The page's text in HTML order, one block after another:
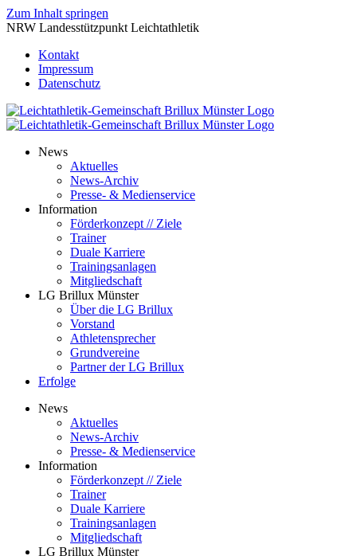
Zum Inhalt springen
NRW Landesstützpunkt Leichtathletik
Kontakt
Impressum
Datenschutz
News
Aktuelles
News-Archiv
Presse- & Medienservice
Information
Förderkonzept // Ziele
Trainer
Duale Karriere
Trainingsanlagen
Mitgliedschaft
LG Brillux Münster
Über die LG Brillux
Vorstand
Athletensprecher
Grundvereine
Partner der LG Brillux
Erfolge
News
Aktuelles
News-Archiv
Presse- & Medienservice
Information
Förderkonzept // Ziele
Trainer
Duale Karriere
Trainingsanlagen
Mitgliedschaft
LG Brillux Münster